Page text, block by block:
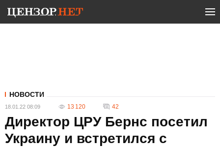
НОВОСТИ
18.01.22 08:09 13 120 42
Директор ЦРУ Бернс посетил
Украину и встретился с